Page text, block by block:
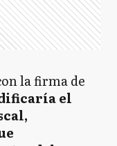
la firma de
el